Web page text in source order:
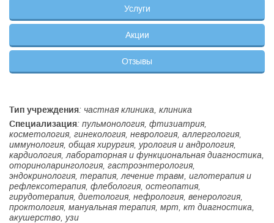
Услуги
Акции
Отзывы
Тип учреждения: частная клиника, клиника
Специализация: пульмонология, фтизиатрия,
косметология, гинекология, неврология, аллергология,
иммунология, общая хирургия, урология и андрология,
кардиология, лабораторная и функциональная диагностика,
оториноларингология, гастроэнтерология,
эндокринология, терапия, лечение травм, иглотерапия и
рефлексотерапия, флебология, остеопатия,
гирудотерапия, диетология, нефрология, венерология,
проктология, мануальная терапия, мрт, кт диагностика,
акушерство, узи